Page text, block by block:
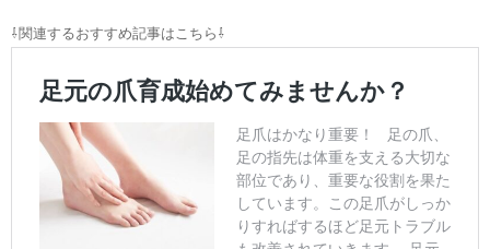
⇩関連するおすすめ記事はこちら⇩